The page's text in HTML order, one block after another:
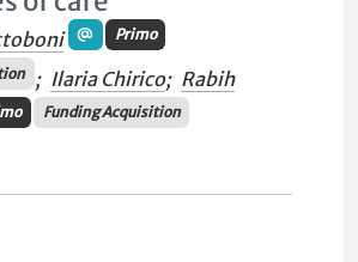
Primo
; Ilaria Chirico; Rabih
Funding Acquisition